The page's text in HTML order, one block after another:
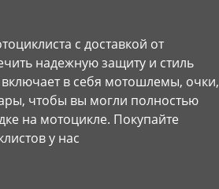
с доставкой от
надежную защиту и стиль
в себя мотошлемы, очки,
чтобы вы могли полностью
на мотоцикле. Покупайте
у нас